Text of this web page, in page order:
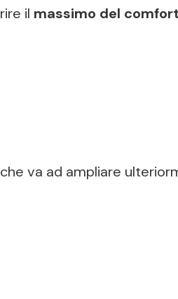
il massimo del comfort
va ad ampliare